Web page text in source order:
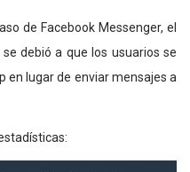
de Facebook Messenger, el
debió a que los usuarios se
en lugar de enviar mensajes a